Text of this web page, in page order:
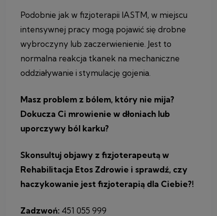
Podobnie jak w fizjoterapii IASTM, w miejscu
intensywnej pracy mogą pojawić się drobne
wybroczyny lub zaczerwienienie. Jest to
normalna reakcja tkanek na mechaniczne
oddziaływanie i stymulację gojenia.
Masz problem z bólem, który nie mija?
Dokucza Ci mrowienie w dłoniach lub
uporczywy ból karku?
Skonsultuj objawy z fizjoterapeutą w
Rehabilitacja Etos Zdrowie i sprawdź, czy
haczykowanie jest fizjoterapią dla Ciebie?!
Zadzwoń: 451 055 999